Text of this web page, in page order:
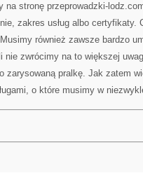
na stronę przeprowadzki-
zakres usług albo certyfikaty.
również zawsze bardzo
nie zwrócimy na to większej
zarysowaną pralkę. Jak zatem
o które musimy w